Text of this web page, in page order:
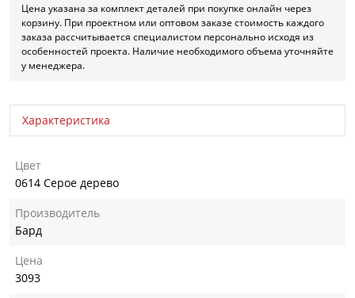
Цена указана за комплект деталей при покупке онлайн через
корзину. При проектном или оптовом заказе стоимость каждого
заказа рассчитывается специалистом персонально исходя из
особенностей проекта. Наличие необходимого объема уточняйте
у менеджера.
Характеристика
Цвет
0614 Серое дерево
Производитель
Бард
Цена
3093